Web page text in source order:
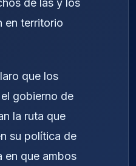
de las y los
en territorio
que los
gobierno de
la ruta que
su política de
en que ambos